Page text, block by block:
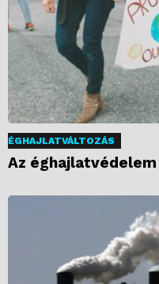
ÉGHAJLATVÁLTOZÁS
Az